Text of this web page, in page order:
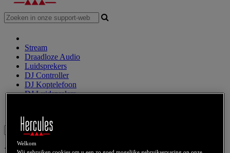
Stream
Draadloze Audio
Luidsprekers
DJ Controller
DJ Koptelefoon
DJ Luidsprelers
Welkom
Wij gebruiken cookies om u een zo goed mogelijke gebruikservaring op onze